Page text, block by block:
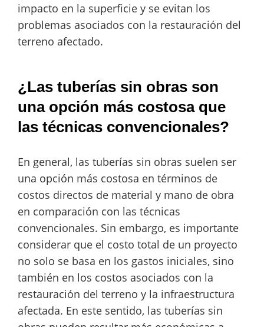
impacto en la superficie y se evitan los
problemas asociados con la restauración del
terreno afectado.
¿Las tuberías sin obras son
una opción más costosa que
las técnicas convencionales?
En general, las tuberías sin obras suelen ser
una opción más costosa en términos de
costos directos de material y mano de obra
en comparación con las técnicas
convencionales. Sin embargo, es importante
considerar que el costo total de un proyecto
no solo se basa en los gastos iniciales, sino
también en los costos asociados con la
restauración del terreno y la infraestructura
afectada. En este sentido, las tuberías sin